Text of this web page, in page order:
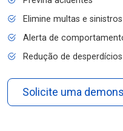
Elimine multas e
Alerta de
Redução de
Solicite uma